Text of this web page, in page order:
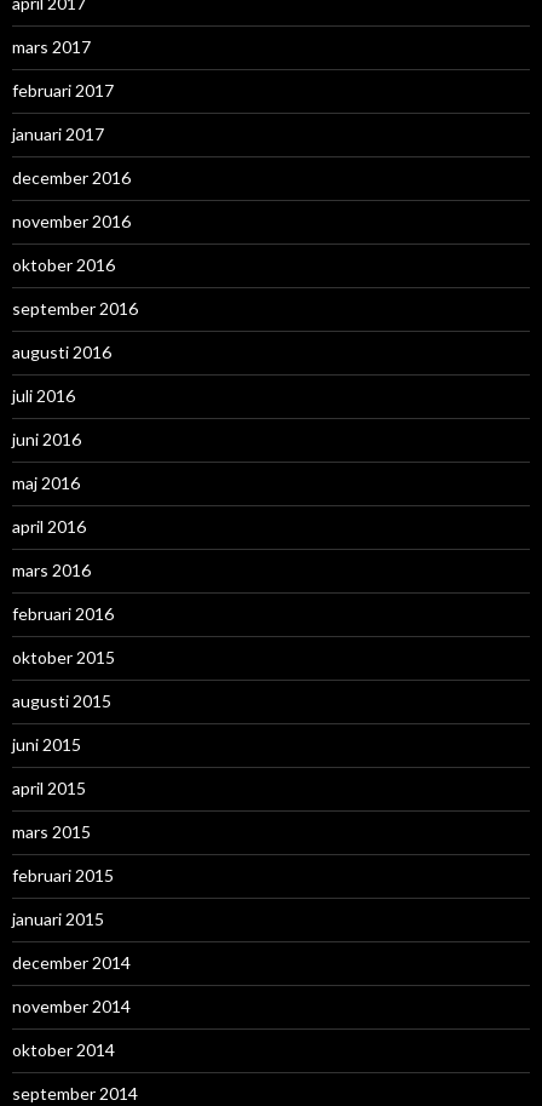
mars 2017
februari 2017
januari 2017
december 2016
november 2016
oktober 2016
september 2016
augusti 2016
juli 2016
juni 2016
maj 2016
april 2016
mars 2016
februari 2016
oktober 2015
augusti 2015
juni 2015
april 2015
mars 2015
februari 2015
januari 2015
december 2014
november 2014
oktober 2014
september 2014